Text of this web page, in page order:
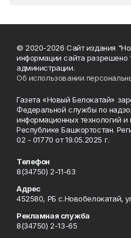
© 2020-2026 Сайт издания
информации сайта разрешено
администрации.
Об использовании
Газета «Новый Белокатай»
Федеральной службы по
информационных технологий
Республике Башкортостан.
02 - 01770 от 19.05.2025 г.
Телефон
8(34750) 2-11-63
Адрес
452580, РБ с.Новобелокатай,
Рекламная служба
8(34750) 2-13-65